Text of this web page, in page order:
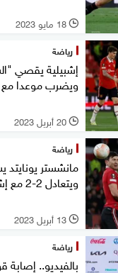
l 18 مايو 2023
رياضة
إشبيلية يقصي
ويضرب موعدا مع
l 20 أبريل 2023
رياضة
ويتعادل 2-2 مع إشبيلية
l 13 أبريل 2023
رياضة
بالفيديو.. إصابة